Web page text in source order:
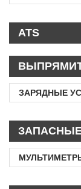
ATS
ЗАРЯДНЫЕ